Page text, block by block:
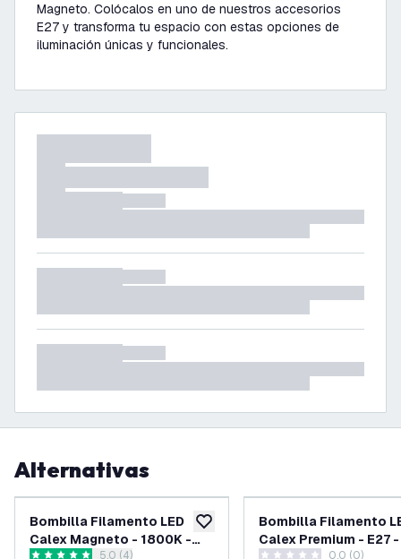
Magneto. Colócalos en uno de nuestros accesorios
E27 y transforma tu espacio con estas opciones de
iluminación únicas y funcionales.
Alternativas
añadir a lista de deseos
Bombilla Filamento LED
Calex Magneto - 1800K -
5.0 (4)
Bombilla Filamento
Calex Premium - E27
0.0 (0)